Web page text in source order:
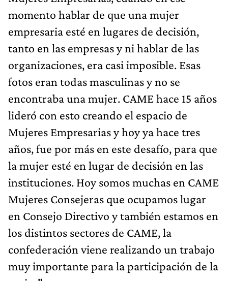
momento hablar de que una mujer
empresaria esté en lugares de decisión,
tanto en las empresas y ni hablar de las
organizaciones, era casi imposible. Esas
fotos eran todas masculinas y no se
encontraba una mujer. CAME hace 15 años
lideró con esto creando el espacio de
Mujeres Empresarias y hoy ya hace tres
años, fue por más en este desafío, para que
la mujer esté en lugar de decisión en las
instituciones. Hoy somos muchas en CAME
Mujeres Consejeras que ocupamos lugar
en Consejo Directivo y también estamos en
los distintos sectores de CAME, la
confederación viene realizando un trabajo
muy importante para la participación de la